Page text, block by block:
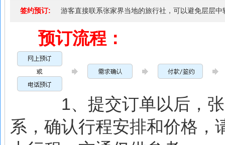
签约预订: 游客直接联系张家界当地的旅行社，可以避免层层
预订流程：
1、提交订单以后，张
系，确认行程安排和价格，